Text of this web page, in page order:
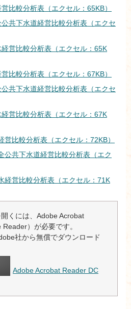
比較分析表（エクセル：65KB）
共下水道経営比較分析表（エクセ
営比較分析表（エクセル：65K
比較分析表（エクセル：67KB）
共下水道経営比較分析表（エクセ
営比較分析表（エクセル：67K
比較分析表（エクセル：72KB）
公共下水道経営比較分析表（エク
経営比較分析表（エクセル：71K
くには、Adobe Acrobat
）が必要です。
社から無償でダウンロード
Adobe Acrobat Reader DC